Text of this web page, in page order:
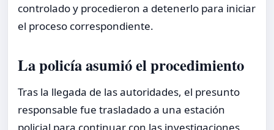
controlado y procedieron a detenerlo para iniciar
el proceso correspondiente.
La policía asumió el procedimiento
Tras la llegada de las autoridades, el presunto
responsable fue trasladado a una estación